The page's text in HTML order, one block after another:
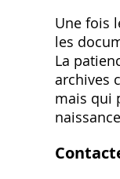
Une fois
les
La
archives
mais qui